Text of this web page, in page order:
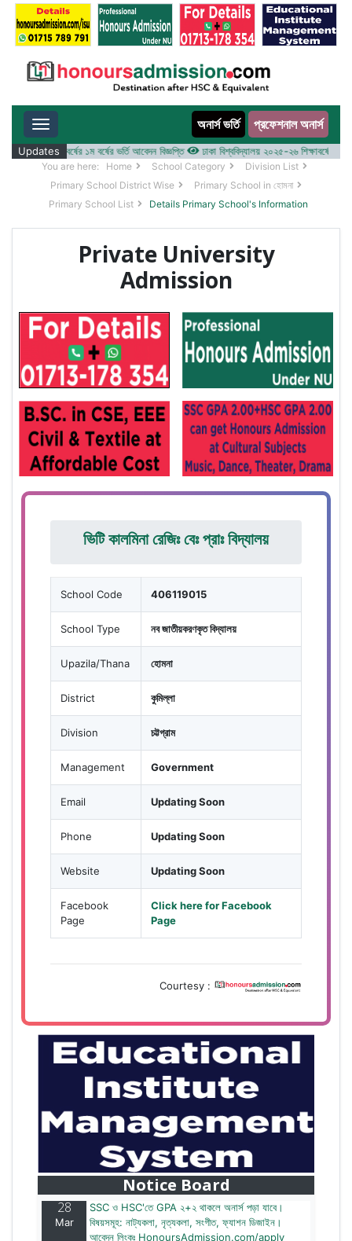
Toggle navigation অনার্স ভর্তি প্রফেশনাল অনার্স
Updates
২৬ শিক্ষাবর্ষের ১ম বর্ষের ভর্তি আবেদন বিজ্ঞপ্তি ঢাকা বিশ্ববিদ্যালয় ২০২৫-২৬ শিক্ষাবর্ষে
You are here: Home School Category
Division List
Primary School District Wise
Primary School in হোমনা
Primary School List
Details Primary School's Information
Private University
Admission
ভিটি কালমিনা রেজিঃ বেঃ প্রাঃ বিদ্যালয়
School Code 406119015
School Type নব জাতীয়করণকৃত বিদ্যালয়
Upazila/Thana হোমনা
District কুমিল্লা
Division চট্টগ্রাম
Management Government
Email Updating Soon
Phone Updating Soon
Website Updating Soon
Facebook
Page
Click here for Facebook
Page
Courtesy :
Notice Board
বাজেটের মধ্যে প্রাইভেট ইউনিভার্সিটিতে অনার্স পড়ার সুযোগ।
২০টির অধিক বিষয়, ৪ বছরে মোট খরচ ২ লক্ষ থেকে ৫ লক্ষ টাকা।
আবেদন লিংকঃ HonoursAdmission.com/apply
28
Mar
SSC ও HSC'তে GPA ২+২ থাকলে অনার্স পড়া যাবে।
বিষয়সমূহ: নাট্যকলা, নৃত্যকলা, সংগীত, ফ্যাশন ডিজাইন।
আবেদন লিংকঃ HonoursAdmission.com/apply